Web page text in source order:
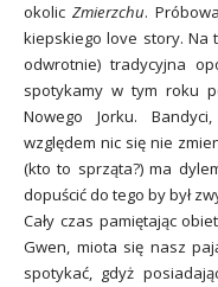
okolic Zmierzchu.
kiepskiego love story. Na
odwrotnie) tradycyjna
spotykamy w tym roku
Nowego Jorku.
względem nic się nie
(kto to sprząta?) ma
dopuścić do tego by był
Cały czas pamiętając
Gwen, miota się nasz
spotykać, gdyż